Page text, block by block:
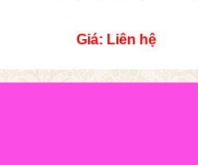
Giá: Liên hệ